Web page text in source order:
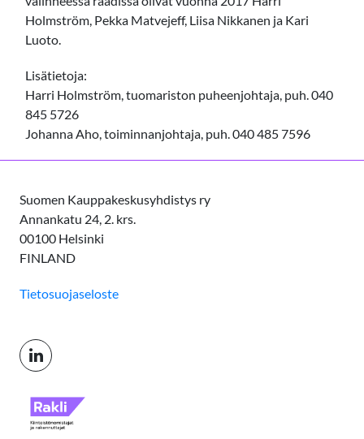
Holmström, Pekka Matvejeff, Liisa Nikkanen ja Kari
Luoto.
Lisätietoja:
Harri Holmström, tuomariston puheenjohtaja, puh. 040
845 5726
Johanna Aho, toiminnanjohtaja, puh. 040 485 7596
Suomen Kauppakeskusyhdistys ry
Annankatu 24, 2. krs.
00100 Helsinki
FINLAND
Tietosuojaseloste